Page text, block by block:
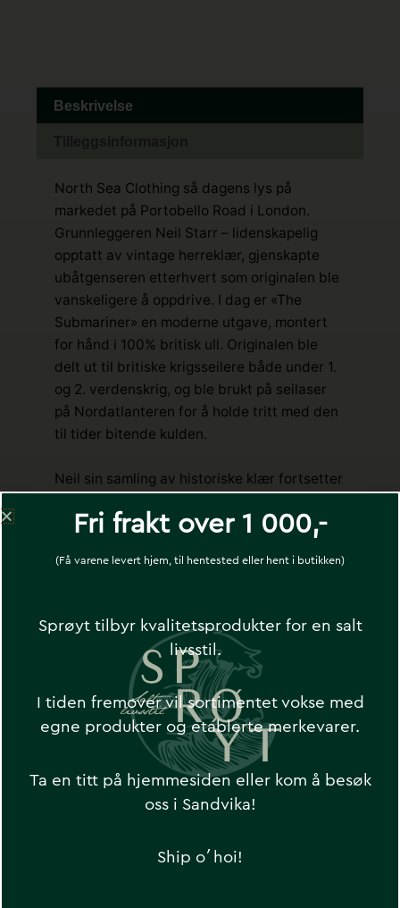
Beskrivelse
North Sea Clothing så dagens lys på
markedet på Portobello Road i London.
Grunnleggeren Neil Starr – lidenskapelig
opptatt av vintage herreklær, gjenskapte
ubåtgenseren etterhvert som originalen ble
vanskeligere å oppdrive. I dag er «The
Submariner» en moderne utgave, montert
for hånd i 100% britisk ull. Originalen ble
delt ut til britiske krigsseilere både under 1.
og 2. verdenskrig, og ble brukt på seilaser
på Nordatlanteren for å holde tritt med den
til tider bitende kulden.
Neil sin samling av historiske klær fortsetter
Sortimenter er i dag utvidet med forskjellige
hodeplagg. North Sea Clothing syr sammen
slitestyrken som kreves av disse klærne.
Laget i 100% Britisk ull eller bomull.
North Sea Clothing er produkter som varer.
Fri frakt over 1 000,-
(Få varene levert hjem, til hentested eller hent i butikken)
Sprøyt tilbyr kvalitetsprodukter for en salt
livsstil.
I tiden fremover vil sortimentet vokse med
egne produkter og etablerte merkevarer.
Ta en titt på hjemmesiden eller kom å besøk
oss i Sandvika!
Ship o´hoi!